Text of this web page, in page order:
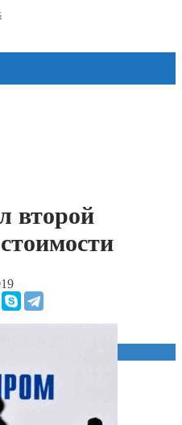
второй